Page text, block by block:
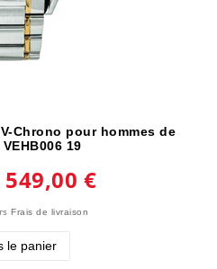
Chrono pour hommes de
19
549,00 €
Frais de livraison
le panier